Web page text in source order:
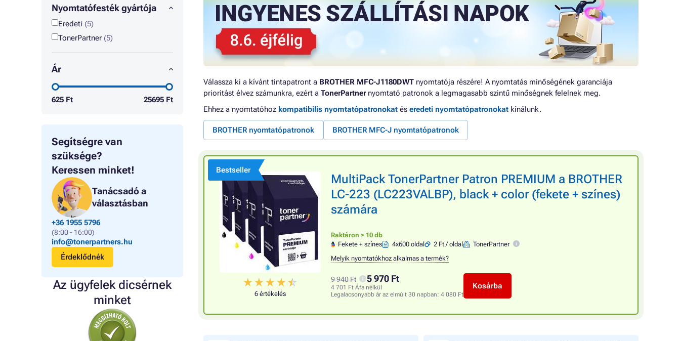
Nyomtatófesték gyártója
Eredeti (5)
TonerPartner (5)
Ár
625 Ft 25695 Ft
Segítségre van
szüksége?
Keressen minket!
Tanácsadó a
választásban
+36 1955 5796
(8:00 - 16:00)
info@tonerpartners.hu
Érdeklődnék
Az ügyfelek dicsérnek
minket
Válassza ki a kívánt tintapatront a BROTHER MFC-J1180DWT nyomtatója részére! A nyomtatás minőségének garanciája
prioritást élvez számunkra, ezért a TonerPartnernyomtató patronok a legmagasabb szintű minőségnek felelnek meg.
Ehhez a nyomtatóhoz kompatibilis nyomtatópatronokat és eredeti nyomtatópatronokat kínálunk.
BROTHER nyomtatópatronok BROTHER MFC-J nyomtatópatronok
Bestseller
6 értékelés
MultiPack TonerPartner Patron PREMIUM a BROTHER
LC-223 (LC223VALBP), black + color (fekete + színes)
számára
Raktáron > 10 db
Fekete + színes
4x600 oldal 2 Ft / oldal
TonerPartner
Melyik nyomtatókhoz alkalmas a termék?
9 940 Ft 5 970 Ft
4 701 Ft Áfa nélkül
Legalacsonyabb ár az elmúlt 30 napban: 4 080 Ft
Kosárba